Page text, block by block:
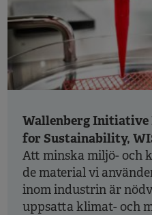
Wallenberg Initiative
for Sustainability,
Att minska miljö- och
de material vi
inom industrin är
uppsatta klimat- och